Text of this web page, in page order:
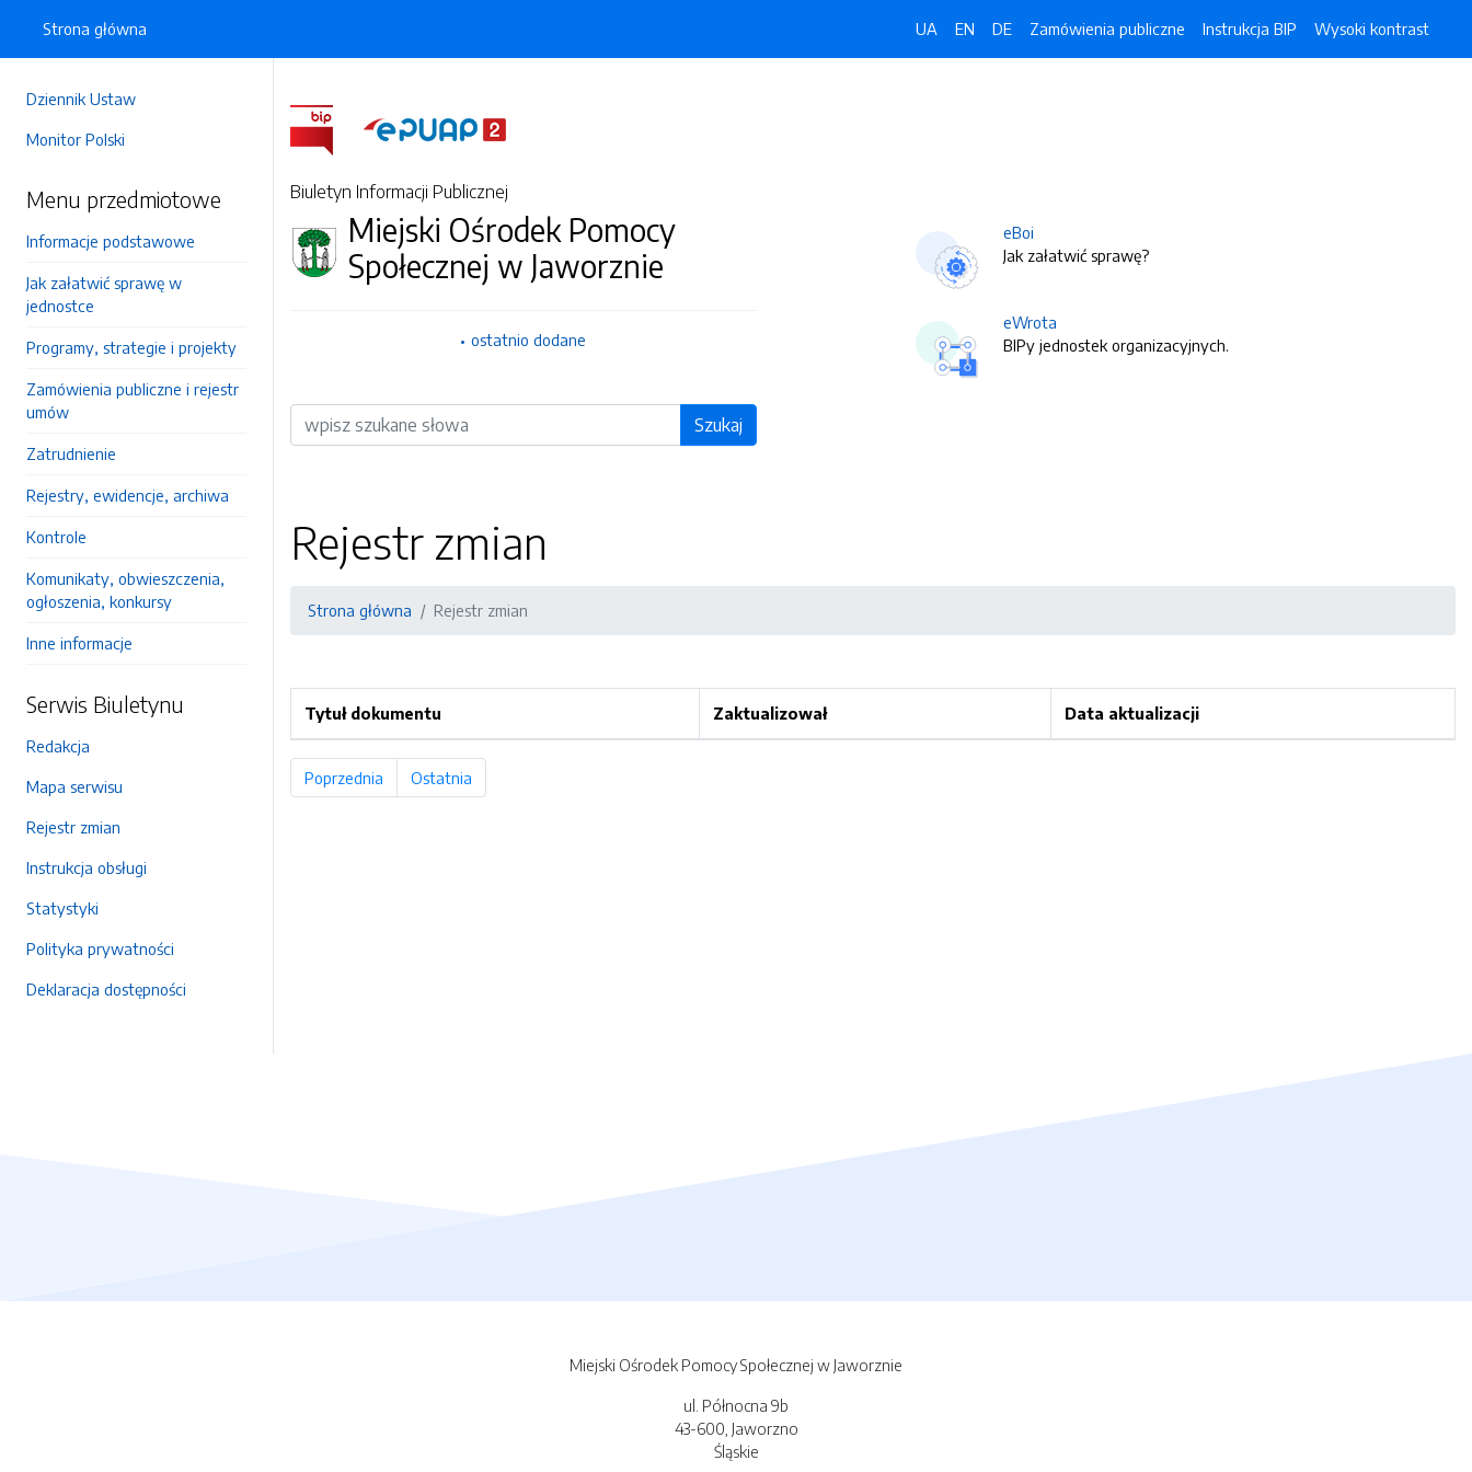
Dziennik Ustaw
Monitor Polski
Menu przedmiotowe
Informacje podstawowe
Jak załatwić sprawę w
jednostce
Programy, strategie i projekty
Zamówienia publiczne i rejestr
umów
Zatrudnienie
Rejestry, ewidencje, archiwa
Kontrole
Komunikaty, obwieszczenia,
ogłoszenia, konkursy
Inne informacje
Serwis Biuletynu
Redakcja
Mapa serwisu
Rejestr zmian
Instrukcja obsługi
Statystyki
Polityka prywatności
Deklaracja dostępności
Strona główna UA EN DE Zamówienia publiczne Instrukcja BIP Wysoki kontrast
Biuletyn Informacji Publicznej
Miejski Ośrodek Pomocy
Społecznej w Jaworznie
ostatnio dodane
Wyszukiwarka Szukaj
eBoi
Jak załatwić sprawę?
eWrota
BIPy jednostek organizacyjnych.
Rejestr zmian
Strona główna Rejestr zmian
Tytuł dokumentu Zaktualizował Data aktualizacji
Poprzednia stronaOstatnia
Miejski Ośrodek Pomocy Społecznej w Jaworznie
ul. Północna 9b
43-600, Jaworzno
Śląskie